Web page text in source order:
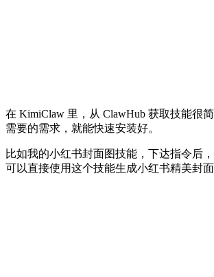
在 KimiClaw 里，从 ClawHub 获取技能很
需要的需求，就能快速安装好。
比如我的小红书封面图技能，下达指令后
可以直接使用这个技能生成小红书精美封面